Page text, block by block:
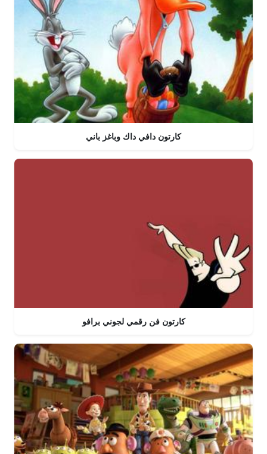
كارتون دافي داك وباغز باني
كارتون فن رقمي لجوني برافو